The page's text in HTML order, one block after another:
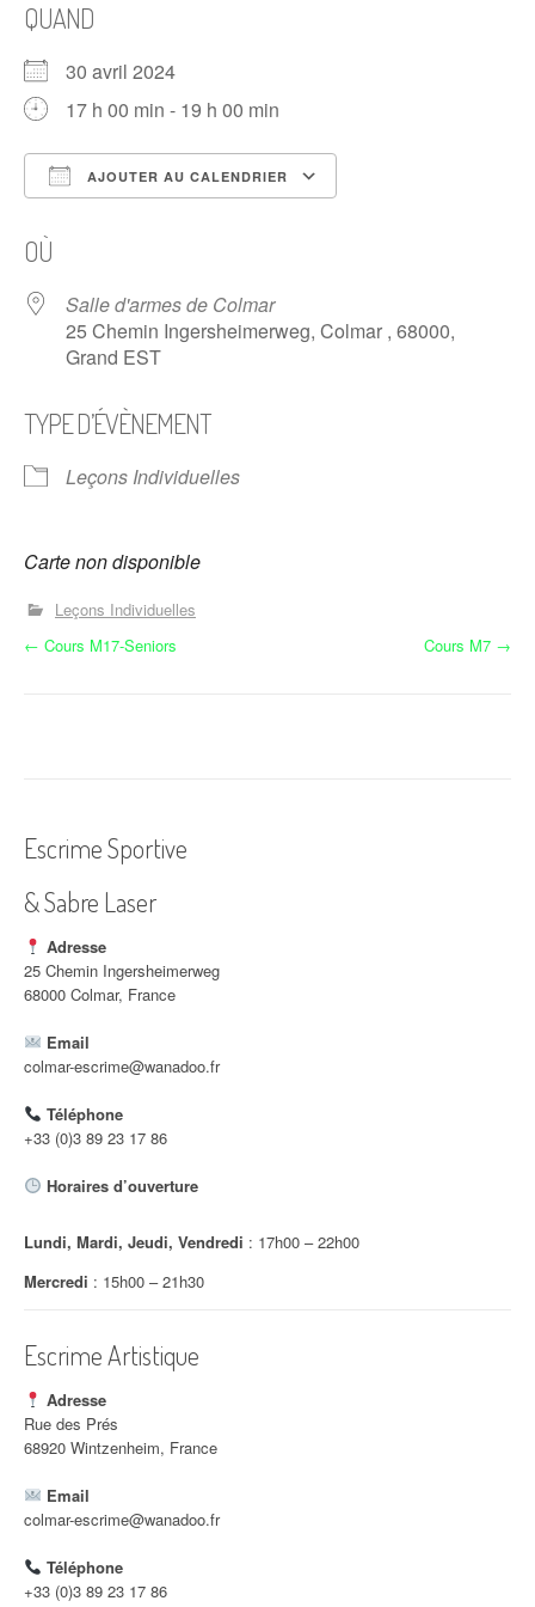
QUAND
30 avril 2024
17 h 00 min - 19 h 00 min
AJOUTER AU CALENDRIER
OÙ
Salle d'armes de Colmar
25 Chemin Ingersheimerweg, Colmar , 68000,
Grand EST
TYPE D’ÉVÈNEMENT
Leçons Individuelles
Carte non disponible
Leçons Individuelles
N
g
a
t
i
o
n
d
'
a
t
i
c
l
e
← Cours M17-Seniors Cours M7 →
Escrime Sportive
& Sabre Laser
Adresse
25 Chemin Ingersheimerweg
68000 Colmar, France
Email
colmar-escrime@wanadoo.fr
Téléphone
+33 (0)3 89 23 17 86
Horaires d’ouverture
Lundi, Mardi, Jeudi, Vendredi : 17h00 – 22h00
Mercredi : 15h00 – 21h30
Escrime Artistique
Adresse
Rue des Prés
68920 Wintzenheim, France
Email
colmar-escrime@wanadoo.fr
Téléphone
+33 (0)3 89 23 17 86